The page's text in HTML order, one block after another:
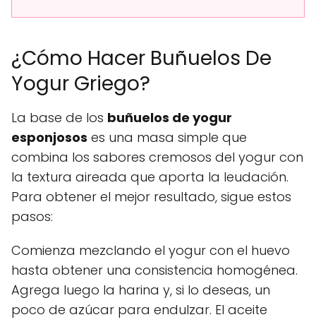
¿Cómo Hacer Buñuelos De
Yogur Griego?
La base de los buñuelos de yogur
esponjosos es una masa simple que
combina los sabores cremosos del yogur con
la textura aireada que aporta la leudación.
Para obtener el mejor resultado, sigue estos
pasos:
Comienza mezclando el yogur con el huevo
hasta obtener una consistencia homogénea.
Agrega luego la harina y, si lo deseas, un
poco de azúcar para endulzar. El aceite